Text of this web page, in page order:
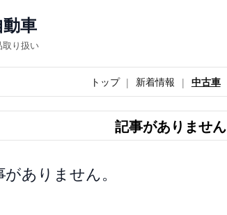
車
り扱い
トップ 新着情報 中古車
記事がありません
ありません。